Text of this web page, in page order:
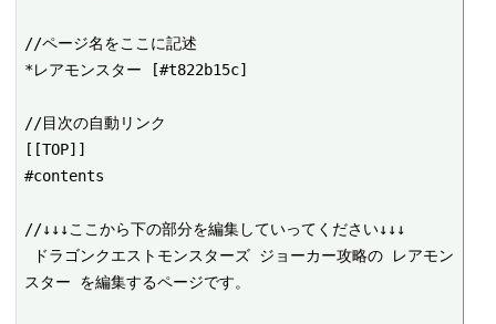
//ページ名をここに記述
*レアモンスター [#t822b15c]
//目次の自動リンク
[[TOP]]
#contents
//↓↓↓ここから下の部分を編集していってください↓↓↓
スター を編集するページです。